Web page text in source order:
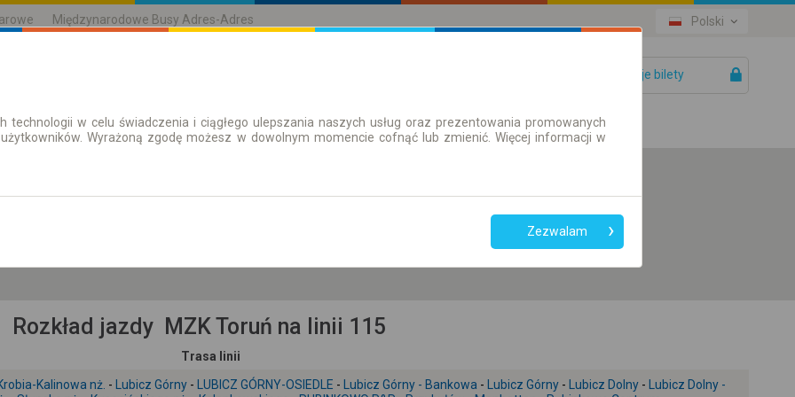
Międzynarodowe Busy Adres-Adres Polski
Twoje bilety
| Bilety Bilety okresowe
przesiadek
Tylko bilet online
Rozkład jazdy MZK Toruń na linii 115
Trasa linii
Kalinowa nż. - Lubicz Górny - LUBICZ GÓRNY-OSIEDLE - Lubicz Górny - Bankowa - Lubicz Górny - Lubicz Dolny -
Lubicz Dolny -
technologii w celu świadczenia i ciągłego ulepszania naszych usług oraz prezentowania promowanych
Wyrażoną zgodę możesz w dowolnym momencie cofnąć lub zmienić. Więcej informacji w
Zezwalam